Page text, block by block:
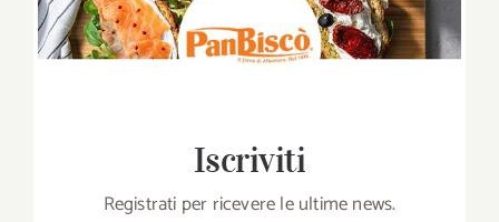
Iscriviti
Registrati per ricevere le ultime news.